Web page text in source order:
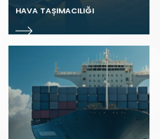
HAVA TAŞIMACILIĞI